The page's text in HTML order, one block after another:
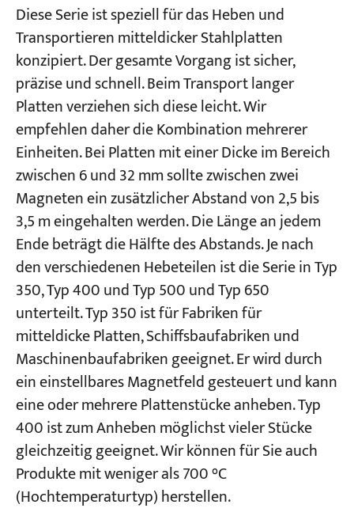
Blogs
Bewerbungen
Über uns
Kontakt
Diese Serie ist speziell für das Heben und
Transportieren mitteldicker Stahlplatten
konzipiert. Der gesamte Vorgang ist sicher,
präzise und schnell. Beim Transport langer
Platten verziehen sich diese leicht. Wir
empfehlen daher die Kombination mehrerer
Einheiten. Bei Platten mit einer Dicke im Bereich
zwischen 6 und 32 mm sollte zwischen zwei
Magneten ein zusätzlicher Abstand von 2,5 bis
3,5 m eingehalten werden. Die Länge an jedem
Ende beträgt die Hälfte des Abstands. Je nach
den verschiedenen Hebeteilen ist die Serie in Typ
350, Typ 400 und Typ 500 und Typ 650
unterteilt. Typ 350 ist für Fabriken für
mitteldicke Platten, Schiffsbaufabriken und
Maschinenbaufabriken geeignet. Er wird durch
ein einstellbares Magnetfeld gesteuert und kann
eine oder mehrere Plattenstücke anheben. Typ
400 ist zum Anheben möglichst vieler Stücke
gleichzeitig geeignet. Wir können für Sie auch
Produkte mit weniger als 700 °C
(Hochtemperaturtyp) herstellen.